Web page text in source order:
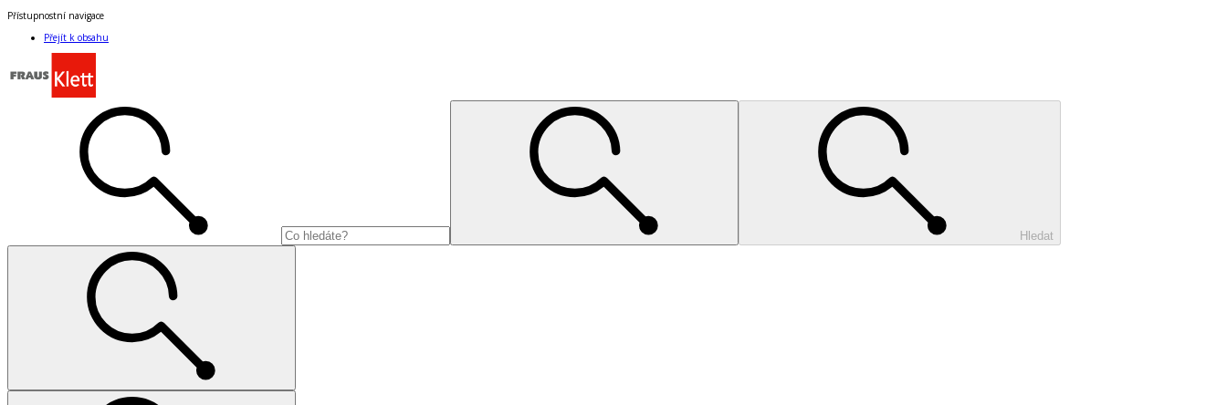
Přístupnostní navigace
Přejít k obsahu
Hledat